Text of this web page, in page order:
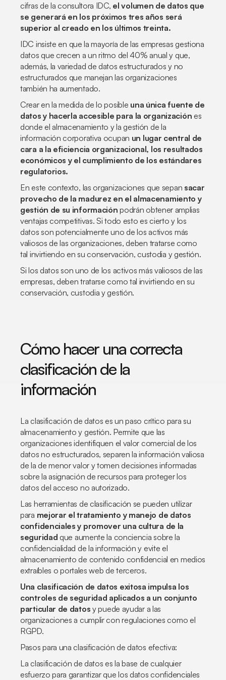
cifras de la consultora IDC, el volumen de datos que
se generará en los próximos tres años será
superior al creado en los últimos treinta.
IDC insiste en que la mayoría de las empresas gestiona
datos que crecen a un ritmo del 40% anual y que,
además, la variedad de datos estructurados y no
estructurados que manejan las organizaciones
también ha aumentado.
Crear en la medida de lo posible una única fuente de
datos y hacerla accesible para la organización es
donde el almacenamiento y la gestión de la
información corporativa ocupan un lugar central de
cara a la eficiencia organizacional, los resultados
económicos y el cumplimiento de los estándares
regulatorios.
En este contexto, las organizaciones que sepan sacar
provecho de la madurez en el almacenamiento y
gestión de su información podrán obtener amplias
ventajas competitivas. Si todo esto es cierto y los
datos son potencialmente uno de los activos más
valiosos de las organizaciones, deben tratarse como
tal invirtiendo en su conservación, custodia y gestión.
Si los datos son uno de los activos más valiosos de las
empresas, deben tratarse como tal invirtiendo en su
conservación, custodia y gestión.
Cómo hacer una correcta
clasificación de la
información
La clasificación de datos es un paso crítico para su
almacenamiento y gestión. Permite que las
organizaciones identifiquen el valor comercial de los
datos no estructurados, separen la información valiosa
de la de menor valor y tomen decisiones informadas
sobre la asignación de recursos para proteger los
datos del acceso no autorizado.
Las herramientas de clasificación se pueden utilizar
para mejorar el tratamiento y manejo de datos
confidenciales y promover una cultura de la
seguridad que aumente la conciencia sobre la
confidencialidad de la información y evite el
almacenamiento de contenido confidencial en medios
extraíbles o portales web de terceros.
Una clasificación de datos exitosa impulsa los
controles de seguridad aplicados a un conjunto
particular de datos y puede ayudar a las
organizaciones a cumplir con regulaciones como el
RGPD.
Pasos para una clasificación de datos efectiva:
La clasificación de datos es la base de cualquier
esfuerzo para garantizar que los datos confidenciales